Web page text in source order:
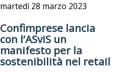
martedì 28 marzo 2023
Confimprese lancia
con l’ASviS un
manifesto per la
sostenibilità nel retail